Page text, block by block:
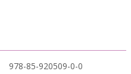
978-85-920509-0-0